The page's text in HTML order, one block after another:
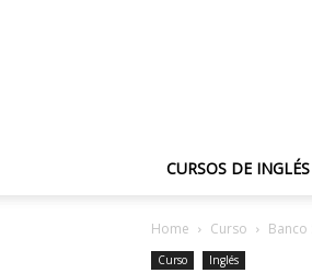
CURSOS DE
Home Curso
Curso Inglés